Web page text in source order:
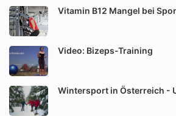
Vitamin B12 Mangel bei
Video: Bizeps-Training
Wintersport in Österreich -